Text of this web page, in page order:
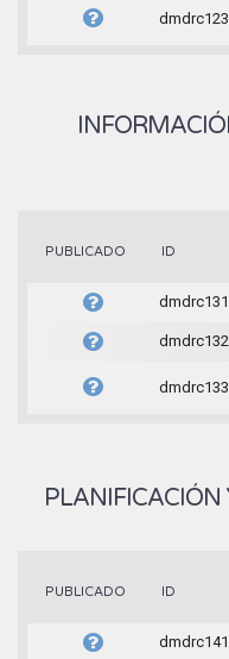
dmdrc123
PUBLICADO ID
dmdrc131
dmdrc132
dmdrc133
PUBLICADO ID
dmdrc141